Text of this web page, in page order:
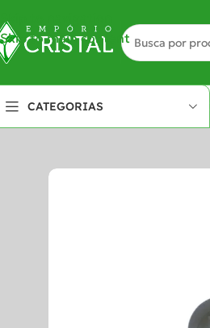
Skip to navigation
Skip to main content
CATEGORIAS